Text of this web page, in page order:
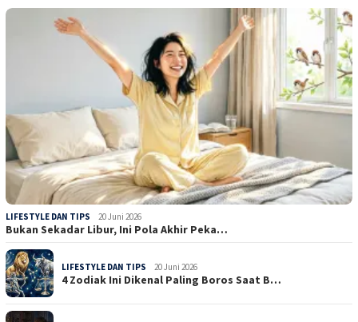
LIFESTYLE DAN TIPS 20 Juni 2026
Bukan Sekadar Libur, Ini Pola Akhir Peka…
LIFESTYLE DAN TIPS 20 Juni 2026
4 Zodiak Ini Dikenal Paling Boros Saat B…